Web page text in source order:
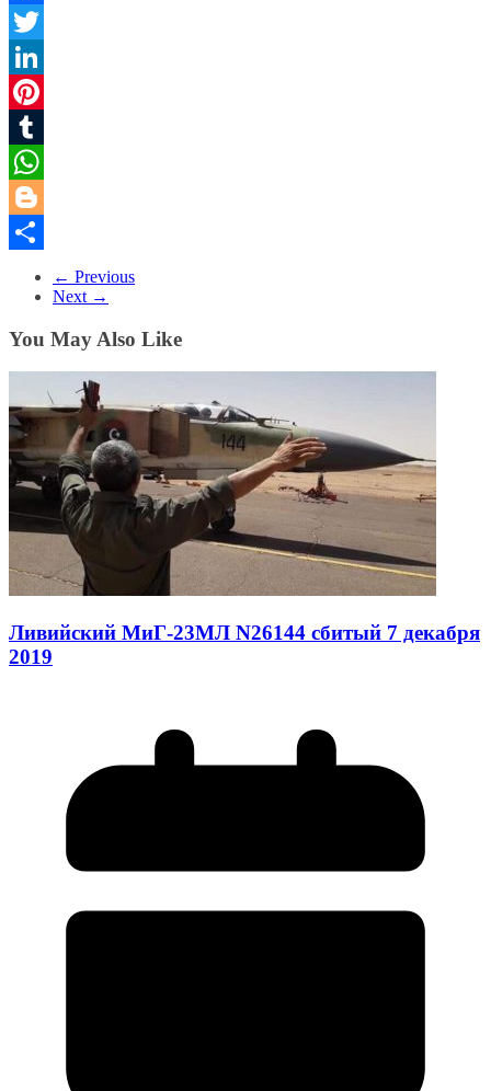
Facebook
Twitter
LinkedIn
Pinterest
Tumblr
WhatsApp
Blogger
← Previous
Next →
You May Also Like
Ливийский МиГ-23МЛ N26144 сбитый 7 декабря
2019